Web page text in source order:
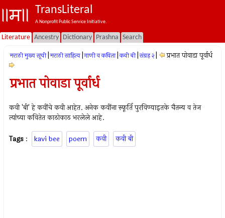
TransLiteral
A Nonprofit Public Service Initiative.
Literature Ancestry Dictionary Prashna Search
मराठी मुख्य सूची मराठी साहित्य गाणी व कविता कवी बी संग्रह २ प्रभात पोवाडा पूर्वार्ध
प्रभात पोवाडा पूर्वार्ध
कवी 'बी' हे कवींचे कवी आहेत. अनेक कवींना स्फूर्ति पुरविण्याइतके चैतन्य व तेज
त्यांच्या कवितेत काठोकाठ भरलेले आहे.
Tags : kavi bee poem कवी कवी बी